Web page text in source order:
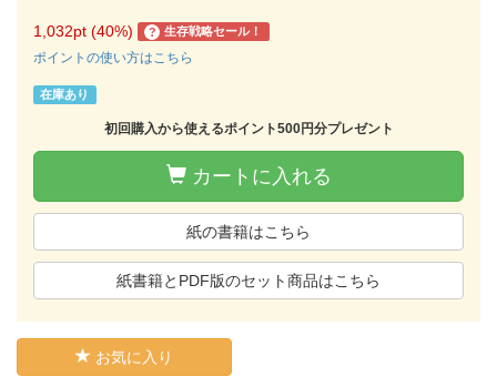
1,032pt (40%) ? 生存戦略セール！
ポイントの使い方はこちら
在庫あり
初回購入から使えるポイント500円分プレゼント
カートに入れる
紙の書籍はこちら
紙書籍とPDF版のセット商品はこちら
お気に入り